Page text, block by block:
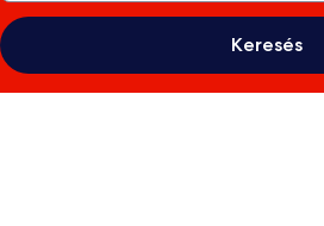
Keresés